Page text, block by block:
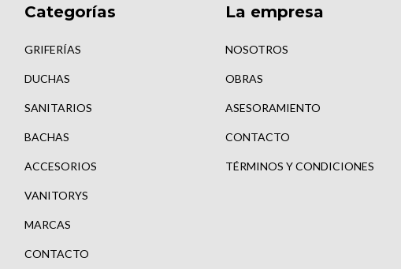
Categorías
GRIFERÍAS
DUCHAS
SANITARIOS
BACHAS
ACCESORIOS
VANITORYS
MARCAS
CONTACTO
La empresa
NOSOTROS
OBRAS
ASESORAMIENTO
CONTACTO
TÉRMINOS Y CONDICIONES